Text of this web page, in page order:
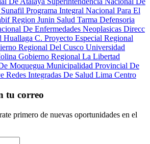
Programa Integral Nacional Para El
Region Junin Salud Tarma Defensoria
De Enfermedades Neoplasicas Direcc
Huallaga C. Proyecto Especial Regional
Regional Del Cusco Universidad
Gobierno Regional La Libertad
Moquegua Municipalidad Provincial De
Redes Integradas De Salud Lima Centro
tu correo
primero de nuevas oportunidades en el